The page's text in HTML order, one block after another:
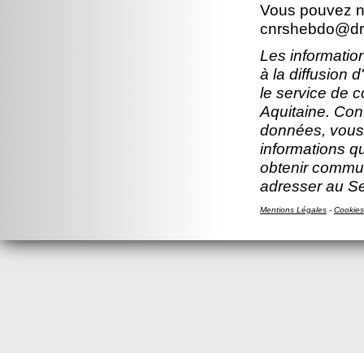
Vous pouvez
Les
à la diffusion
le service de
Aquitaine.
données,
informations
obtenir
adresser au
Mentions Légales - Cookies